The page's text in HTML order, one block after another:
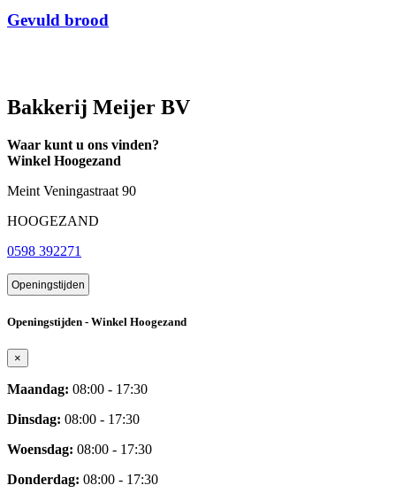
Gevuld brood
Bakkerij Meijer BV
Waar kunt u ons vinden?
Winkel Hoogezand
Meint Veningastraat 90
HOOGEZAND
0598 392271
Openingstijden
Openingstijden - Winkel Hoogezand
×
Maandag: 08:00 - 17:30
Dinsdag: 08:00 - 17:30
Woensdag: 08:00 - 17:30
Donderdag: 08:00 - 17:30